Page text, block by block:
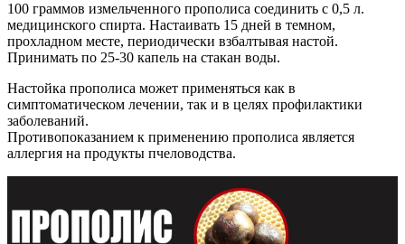
100 граммов измельченного прополиса соединить с 0,5 л.
медицинского спирта. Настаивать 15 дней в темном,
прохладном месте, периодически взбалтывая настой.
Принимать по 25-30 капель на стакан воды.
Настойка прополиса может применяться как в
симптоматическом лечении, так и в целях профилактики
заболеваний.
Противопоказанием к применению прополиса является
аллергия на продукты пчеловодства.